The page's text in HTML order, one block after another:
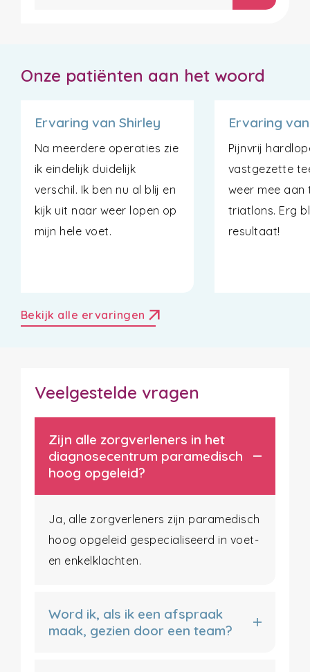
Onze patiënten aan het woord
Ervaring van Shirley
Na meerdere operaties zie
ik eindelijk duidelijk
verschil. Ik ben nu al blij en
kijk uit naar weer lopen op
mijn hele voet.
Ervaring
Pijnvrij
vastgezette
weer mee aan
triatlons. Erg
resultaat!
Bekijk alle ervaringen arrow_outward
Veelgestelde vragen
Zijn alle zorgverleners in het
diagnosecentrum paramedisch
hoog opgeleid?
Ja, alle zorgverleners zijn paramedisch
hoog opgeleid gespecialiseerd in voet-
en enkelklachten.
Word ik, als ik een afspraak
maak, gezien door een team?